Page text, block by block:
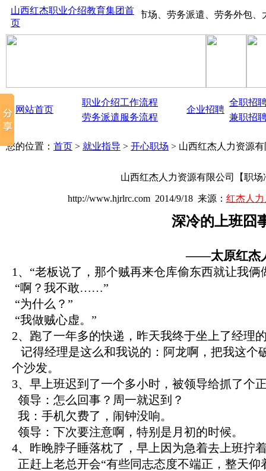
山西红杰职业介绍教育集团首
页
山西太原红杰人才市场、劳务派遣、劳务外包、
网站首页
职业介绍工作流程
企业招聘
全职招
劳务派遣服务流程
兼职招
您的位置： 首页 > 就业指导 > 开心职场 > 山西红杰人力资源
山西红杰人力资源有限公司【职场
http://www.hjrlrc.com 2014/9/18 来源： 红杰人
深冷的上班囧
——太原红杰人力资
1、“老板说了，那个贼再来仓库偷东西就让我俩
“啊？我不敢……”
“为什么？”
“我做贼心虚。”
2、跑了一年多的快递，昨天我终于坐上了经理
记得经理是这么和我说的：阿龙啊，把我这个
个沙发。
3、早上班迟到了一个多小时，被领导给抓了个
领导：怎么回事？周一就迟到？
我：手机欠费了，闹钟没响。
领导：下次要注意啊，特别是月初的时候。
4、昨晚脖子睡落枕了，早上因为急着去上班拧
正赶上老总开会“有些同志态度不端正，整天